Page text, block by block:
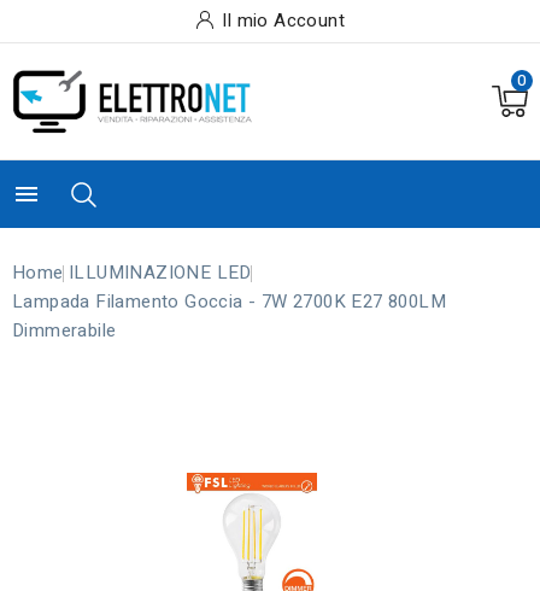
Il mio Account
0

Home ILLUMINAZIONE LED
Lampada Filamento Goccia - 7W 2700K E27 800LM
Dimmerabile